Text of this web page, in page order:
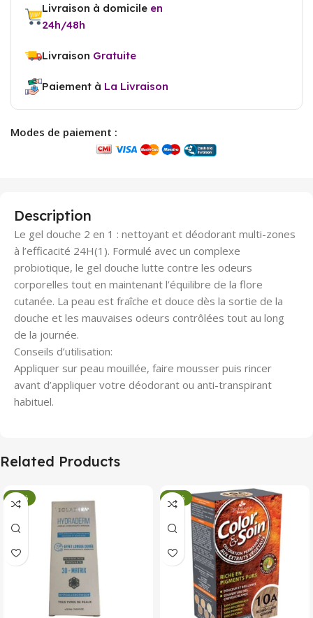
Livraison à domicile en
24h/48h
Livraison Gratuite
Paiement à La Livraison
Modes de paiement :
Description
Le gel douche 2 en 1 : nettoyant et déodorant multi-zones
à l’efficacité 24H(1). Formulé avec un complexe
probiotique, le gel douche lutte contre les odeurs
corporelles tout en maintenant l’équilibre de la flore
cutanée. La peau est fraîche et douce dès la sortie de la
douche et les mauvaises odeurs contrôlées tout au long
de la journée.
Conseils d’utilisation:
Appliquer sur peau mouillée, faire mousser puis rincer
avant d’appliquer votre déodorant ou anti-transpirant
habituel.
Related Products
-34% -34%